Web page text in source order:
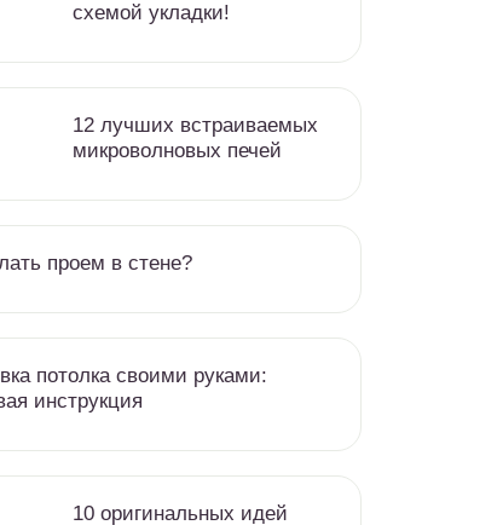
схемой укладки!
12 лучших встраиваемых
микроволновых печей
проем в стене?
потолка своими руками:
инструкция
10 оригинальных идей